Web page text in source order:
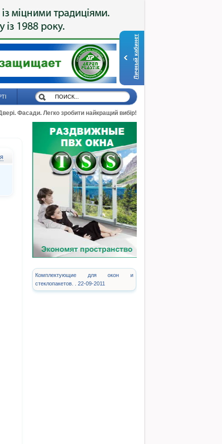
Личный кабинет
Фасади. Легко зробити найкращий вибір!
Комплектующие для окон и
стеклопакетов. . 22-09-2011